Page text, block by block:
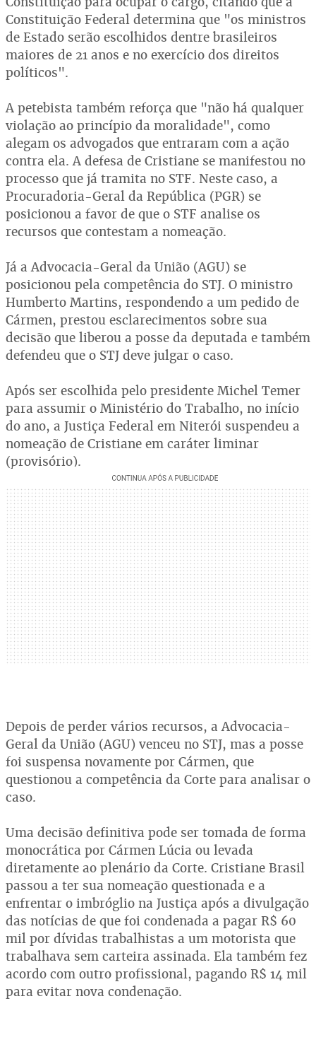
Constituição Federal determina que "os ministros
de Estado serão escolhidos dentre brasileiros
maiores de 21 anos e no exercício dos direitos
políticos".
A petebista também reforça que "não há qualquer
violação ao princípio da moralidade", como
alegam os advogados que entraram com a ação
contra ela. A defesa de Cristiane se manifestou no
processo que já tramita no STF. Neste caso, a
Procuradoria-Geral da República (PGR) se
posicionou a favor de que o STF analise os
recursos que contestam a nomeação.
Já a Advocacia-Geral da União (AGU) se
posicionou pela competência do STJ. O ministro
Humberto Martins, respondendo a um pedido de
Cármen, prestou esclarecimentos sobre sua
decisão que liberou a posse da deputada e também
defendeu que o STJ deve julgar o caso.
Após ser escolhida pelo presidente Michel Temer
para assumir o Ministério do Trabalho, no início
do ano, a Justiça Federal em Niterói suspendeu a
nomeação de Cristiane em caráter liminar
(provisório).
Depois de perder vários recursos, a Advocacia-
Geral da União (AGU) venceu no STJ, mas a posse
foi suspensa novamente por Cármen, que
questionou a competência da Corte para analisar o
caso.
Uma decisão definitiva pode ser tomada de forma
monocrática por Cármen Lúcia ou levada
diretamente ao plenário da Corte. Cristiane Brasil
passou a ter sua nomeação questionada e a
enfrentar o imbróglio na Justiça após a divulgação
das notícias de que foi condenada a pagar R$ 60
mil por dívidas trabalhistas a um motorista que
trabalhava sem carteira assinada. Ela também fez
acordo com outro profissional, pagando R$ 14 mil
para evitar nova condenação.